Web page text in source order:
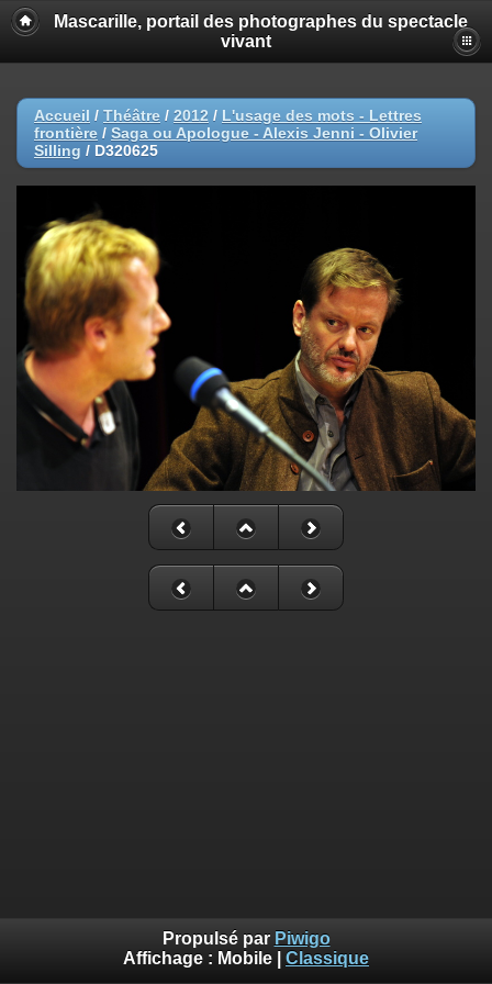
Mascarille, portail des photographes du spectacle
vivant
Accueil / Théâtre / 2012 / L'usage des mots - Lettres
frontière / Saga ou Apologue - Alexis Jenni - Olivier
Silling / D320625
Propulsé par Piwigo
Affichage : Mobile Classique